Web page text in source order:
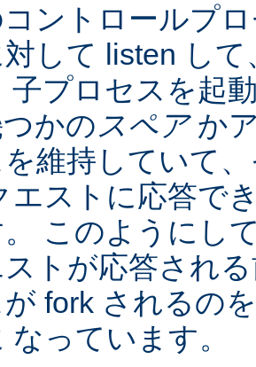
ントロールプ
対して listen し
子プロセスを起
かのスペアか
を維持していて
エストに応答で
このようにし
ストが応答され
が fork されるの
なっています。